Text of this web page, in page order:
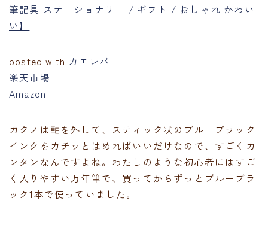
筆記具 ステーショナリー / ギフト / おしゃれ かわい
い】
posted with カエレバ
楽天市場
Amazon
カクノは軸を外して、スティック状のブルーブラック
インクをカチッとはめればいいだけなので、すごくカ
ンタンなんですよね。わたしのような初心者にはすご
く入りやすい万年筆で、買ってからずっとブルーブラ
ック1本で使っていました。